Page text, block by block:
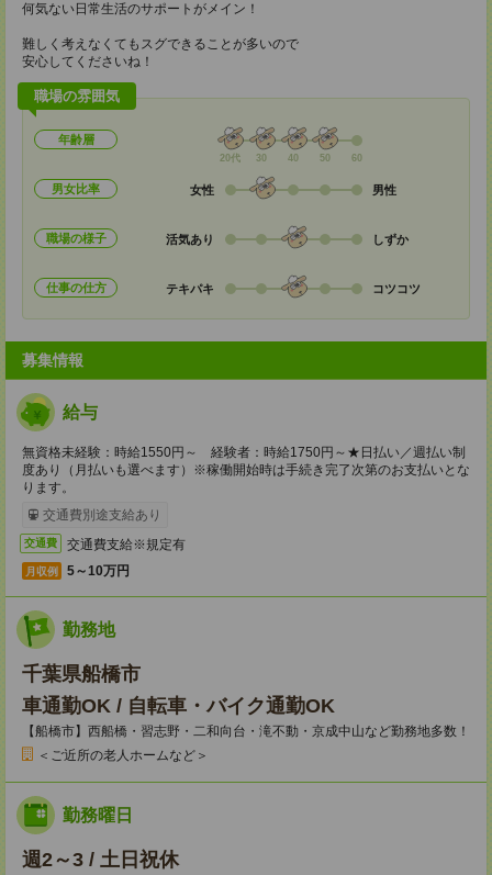
何気ない日常生活のサポートがメイン！
難しく考えなくてもスグできることが多いので
安心してくださいね！
職場の雰囲気
年齢層
20代 30 40 50 60
男女比率 女性 男性
職場の様子 活気あり しずか
仕事の仕方 テキパキ コツコツ
募集情報
給与
無資格未経験：時給1550円～ 経験者：時給1750円～★日払い／週払い制
度あり（月払いも選べます）※稼働開始時は手続き完了次第のお支払いとな
ります。
交通費別途支給あり
交通費 交通費支給※規定有
月収例 5～10万円
勤務地
千葉県船橋市
車通勤OK / 自転車・バイク通勤OK
【船橋市】西船橋・習志野・二和向台・滝不動・京成中山など勤務地多数！
＜ご近所の老人ホームなど＞
勤務曜日
週2～3 / 土日祝休